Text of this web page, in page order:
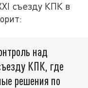
съезду КПК в
над
КПК, где
решения по